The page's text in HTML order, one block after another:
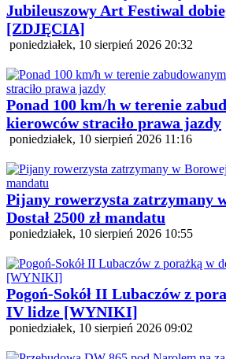
Jubileuszowy Art Festiwal
[ZDJĘCIA]
poniedziałek, 10 sierpień 2026 20:32
Ponad 100 km/h w terenie
kierowców straciło prawa jazdy
poniedziałek, 10 sierpień 2026 11:16
Pijany rowerzysta zatrzymany
Dostał 2500 zł mandatu
poniedziałek, 10 sierpień 2026 10:55
Pogoń-Sokół II Lubaczów z
IV lidze [WYNIKI]
poniedziałek, 10 sierpień 2026 09:02